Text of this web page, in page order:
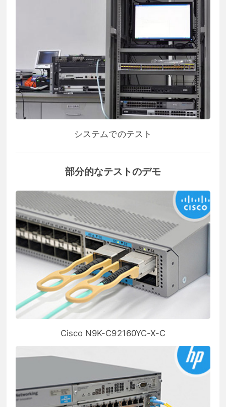
システムでのテスト
部分的なテストのデモ
Cisco N9K-C92160YC-X-C